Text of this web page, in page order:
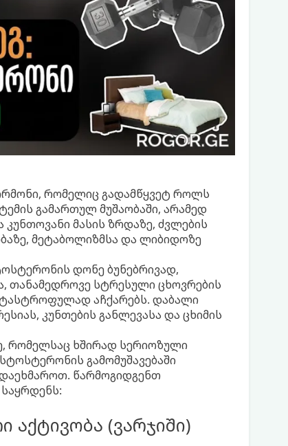
რომელიც გადამწყვეტ როლს
გამართულ მუშაობაში, არამედ
მასის ზრდაზე, ძვლების
მეტაბოლიზმსა და ლიბიდოზე
დონე ბუნებრივად,
თანამედროვე სტრესული ცხოვრების
აჩქარებს. დაბალი
კუნთების განლევასა და ცხიმის
რომელსაც ხშირად სერიოზული
გამომუშავებაში
წარმოგიდგენთ
(ვარჯიში)